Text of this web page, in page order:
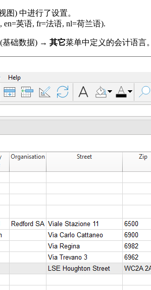
图) 中进行了设置。
en=英语, fr=法语, nl=荷兰语).
(基础数据) → 其它菜单中定义的会计语言。